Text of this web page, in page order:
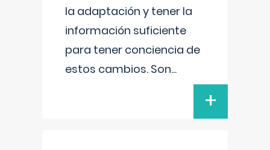
la adaptación y tener la
información suficiente
para tener conciencia de
estos cambios. Son...
+